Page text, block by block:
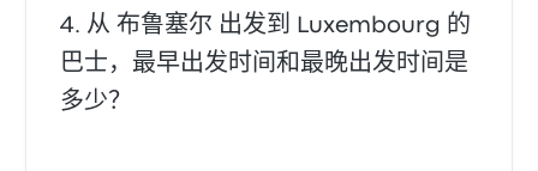
从 布鲁塞尔 出发到 Luxembourg 的
巴士，最早出发时间和最晚出发时间是
多少？